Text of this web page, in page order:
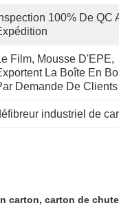
100% De QC
Film, Mousse D'EPE,
La Boîte En
Demande De Clients
industriel de
carton, carton de